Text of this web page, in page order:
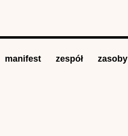
manifest zespół zasoby